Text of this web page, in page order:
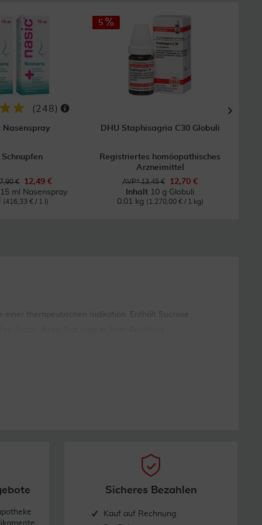
(248)
Nasenspray
€
12,49 €
ml Nasenspray
(416,33 € / 1 l)
5
DHU Staphisagria C30 Globuli
Registriertes homöopathisches
Arzneimittel
AVP* 13,45 €
12,70 €
Inhalt 10 g Globuli
0.01 kg (1.270,00 € / 1 kg)
therapeutischen Indikation. Enthält Sucrose
Sicheres Bezahlen
Kauf auf Rechnung